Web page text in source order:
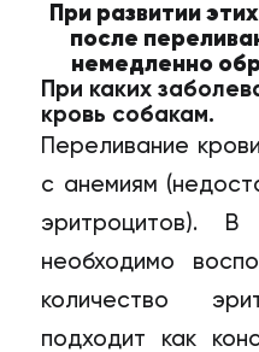
При развитии
после
немедленно
При каких
кровь собакам.
Переливание
с анемиям
эритроцитов).
необходимо
количество
подходит как